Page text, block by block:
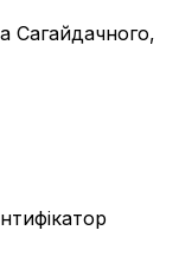
Сагайдачного,